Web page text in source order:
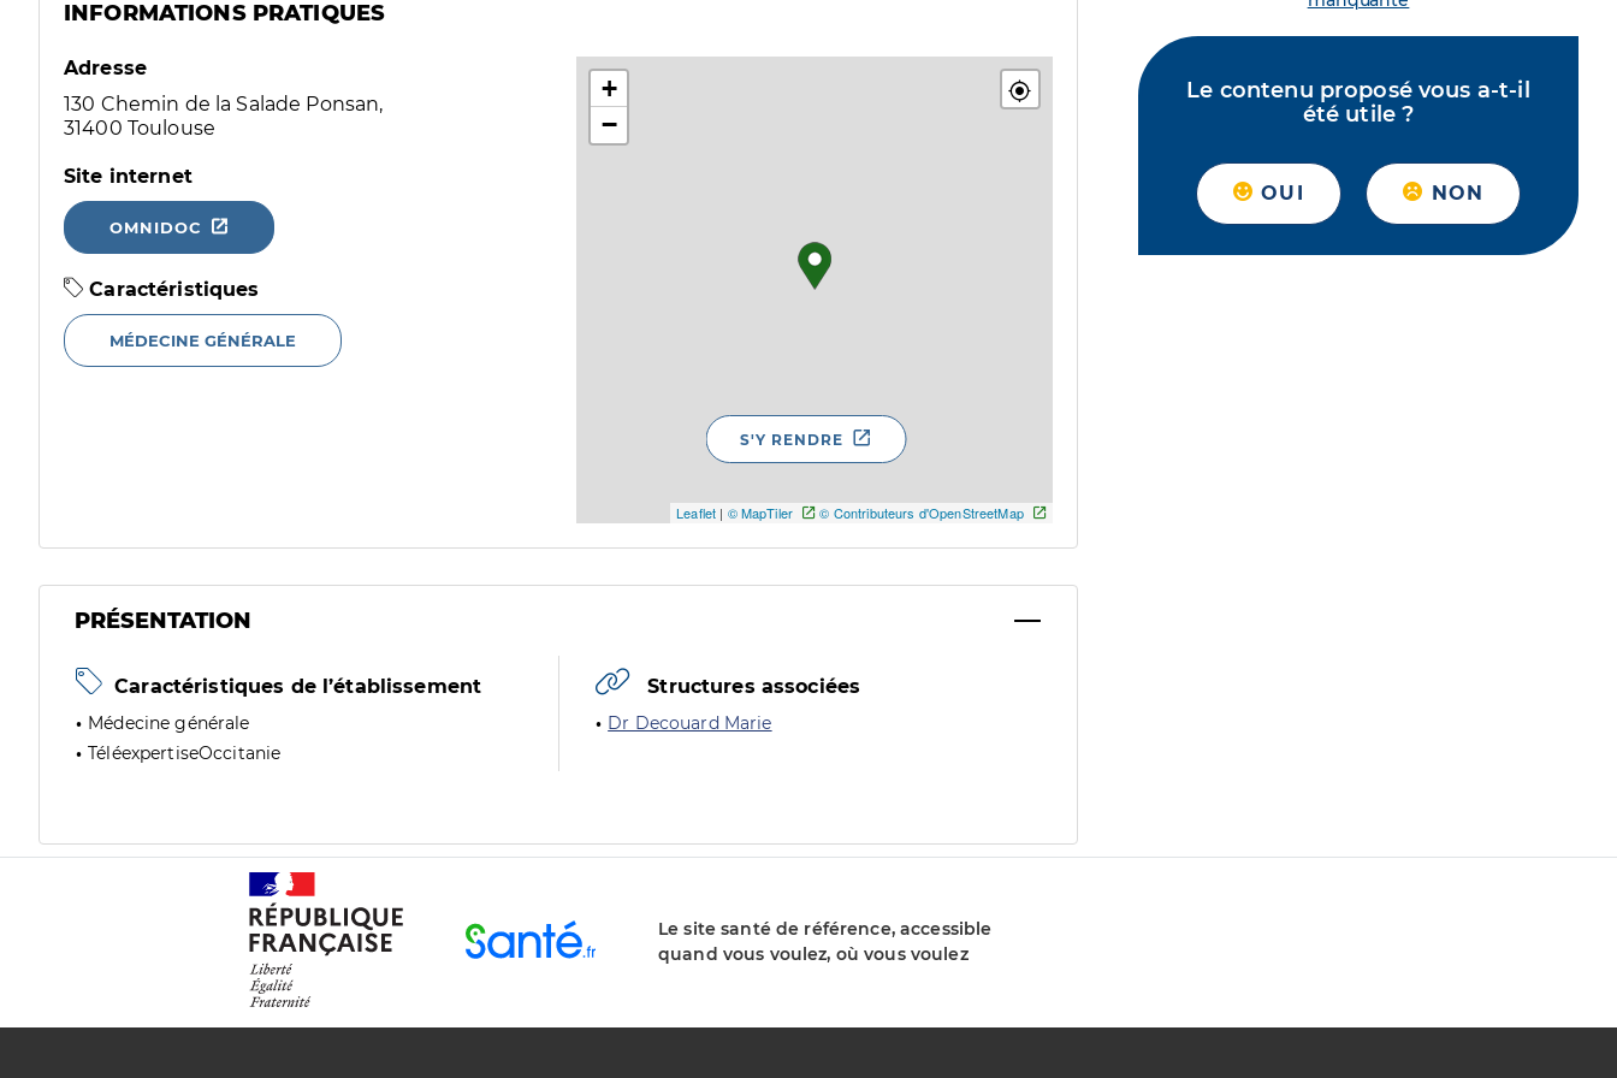
INFORMATIONS PRATIQUES
Adresse
130 Chemin de la Salade Ponsan,
31400 Toulouse
Site internet
OMNIDOC
Caractéristiques
MÉDECINE GÉNÉRALE
+
−
Leaflet | © MapTiler © Contributeurs d'OpenStreetMap
S'Y RENDRE
PRÉSENTATION
Caractéristiques de l’établissement
Médecine générale
TéléexpertiseOccitanie
Structures associées
Dr Decouard Marie
Le contenu proposé vous a-t-il
été utile ?
OUI NON
Le site santé de référence, accessible
quand vous voulez, où vous voulez